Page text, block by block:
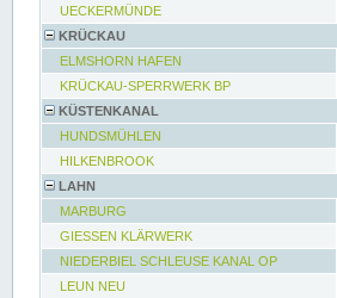
UECKERMÜNDE
KRÜCKAU
ELMSHORN HAFEN
KRÜCKAU-SPERRWERK BP
KÜSTENKANAL
HUNDSMÜHLEN
HILKENBROOK
LAHN
MARBURG
GIESSEN KLÄRWERK
NIEDERBIEL SCHLEUSE KANAL OP
LEUN NEU